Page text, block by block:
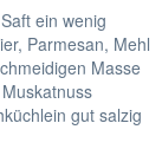
ein wenig
Parmesan, Mehl
Masse
gut salzig